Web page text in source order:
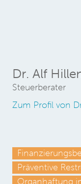
Dr. Alf
Steuerberater
Zum Profil von
Präventive
Organhaftung